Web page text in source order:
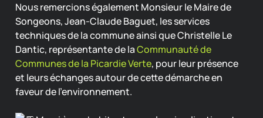
Nous remercions également Monsieur le Maire de
Songeons, Jean-Claude Baguet, les services
techniques de la commune ainsi que Christelle Le
Dantic, représentante de laCommunauté de
Communes de la Picardie Verte, pour leur présence
et leurs échanges autour de cette démarche en
faveur de l’environnement.